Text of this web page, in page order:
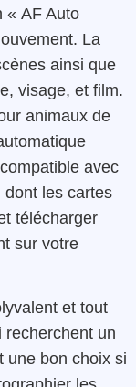
« AF Auto
. La
ainsi que
, visage, et film.
animaux de
compatible avec
dont les cartes
télécharger
sur votre
et tout
recherchent un
une bon choix si